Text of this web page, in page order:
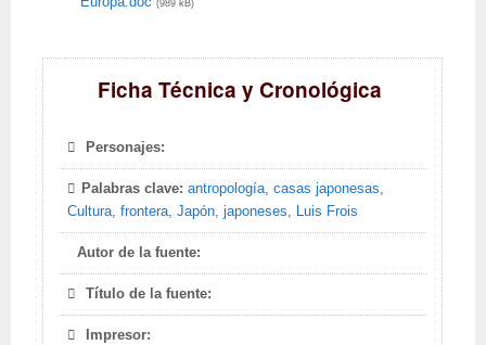
(989 kB)
Ficha Técnica y Cronológica
Personajes:
Palabras clave:antropología,casas japonesas,
Cultura,frontera,Japón,japoneses, Luis Frois
Autor de la fuente:
Título de la fuente:
Impresor: